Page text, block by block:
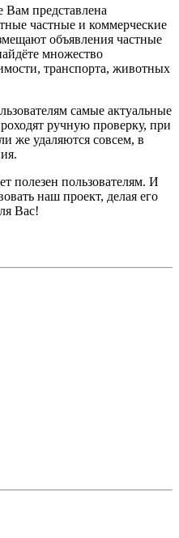
Вам представлена
частные и коммерческие
объявления частные
множество
транспорта, животных
самые актуальные
ручную проверку, при
же удаляются совсем, в
полезен пользователям. И
наш проект, делая его
Вас!